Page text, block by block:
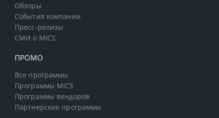
Обзоры
События компании
Пресс-релизы
СМИ о MICS
ПРОМО
Все программы
Программы MICS
Программы вендоров
Партнерские программы